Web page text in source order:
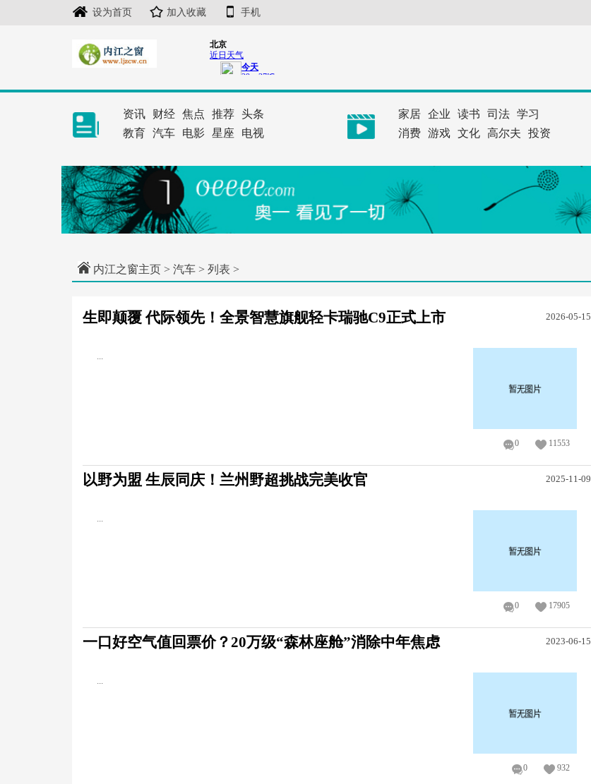
设为首页 加入收藏 手机
资讯 财经 焦点 推荐 头条
教育 汽车 电影 星座 电视
家居 企业 读书 司法 学习
消费 游戏 文化 高尔夫 投资
内江之窗主页 > 汽车 > 列表 >
生即颠覆 代际领先！全景智慧旗舰轻卡瑞驰C9正式上市 2026-05-15
...
0 11553
以野为盟 生辰同庆！兰州野超挑战完美收官 2025-11-09
...
0 17905
一口好空气值回票价？20万级“森林座舱”消除中年焦虑 2023-06-15
...
0 932